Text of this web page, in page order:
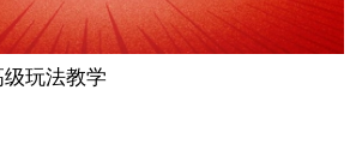
级玩法教学